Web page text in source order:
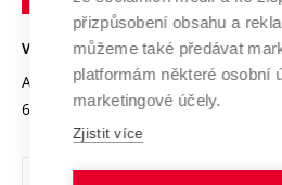
Open Science
Projekty
Projekty ze strukturálních fondů
Specifický výzkum
Univerzitní sítě
Bezpečná univerzita
Vyznamenání
Organizační struktura
VYSOKÉ UČENÍ TECHNICKÉ V BRNĚ
Antonínská 548/1
602 00 Brno
www.vut.cz
vut@vutbr.cz
přizpůsobení obsahu a
můžeme také předávat
platformám některé osobní
marketingové účely.
Zjistit více